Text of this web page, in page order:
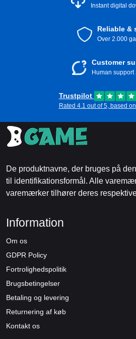
Instant digital
Reliable &
Over 2.000
Customer
Human support
Trustpilot
Rated 4.1 out of 5, based
De produktnavne, der bruges på
til identifikationsformål. Alle
varemærker tilhører deres
Information
Om os
GDPR Policy
Fortrolighedspolitik
Brugsbetingelser
Betaling og levering
Returnering af køb
Kontakt os